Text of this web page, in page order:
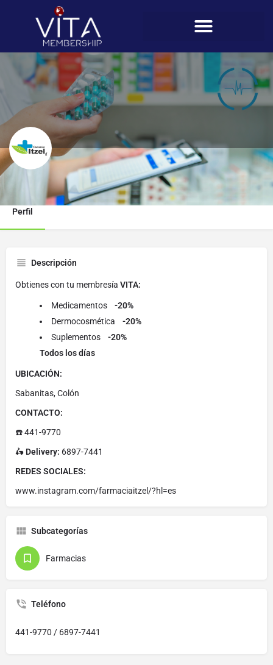
Farmacias Itzel (Sabanitas)
Perfil
Descripción
Obtienes con tu membresía VITA:
Medicamentos
-20%
Dermocosmética -20%
Suplementos
-20%
Todos los días
UBICACIÓN:
Sabanitas, Colón
CONTACTO:
☎️ 441-9770
🛵 Delivery: 6897-7441
REDES SOCIALES:
www.instagram.com/farmaciaitzel/?hl=es
Subcategorías
Farmacias
Teléfono
441-9770 / 6897-7441